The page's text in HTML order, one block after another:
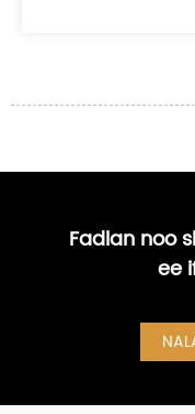
Fadlan noo
ee